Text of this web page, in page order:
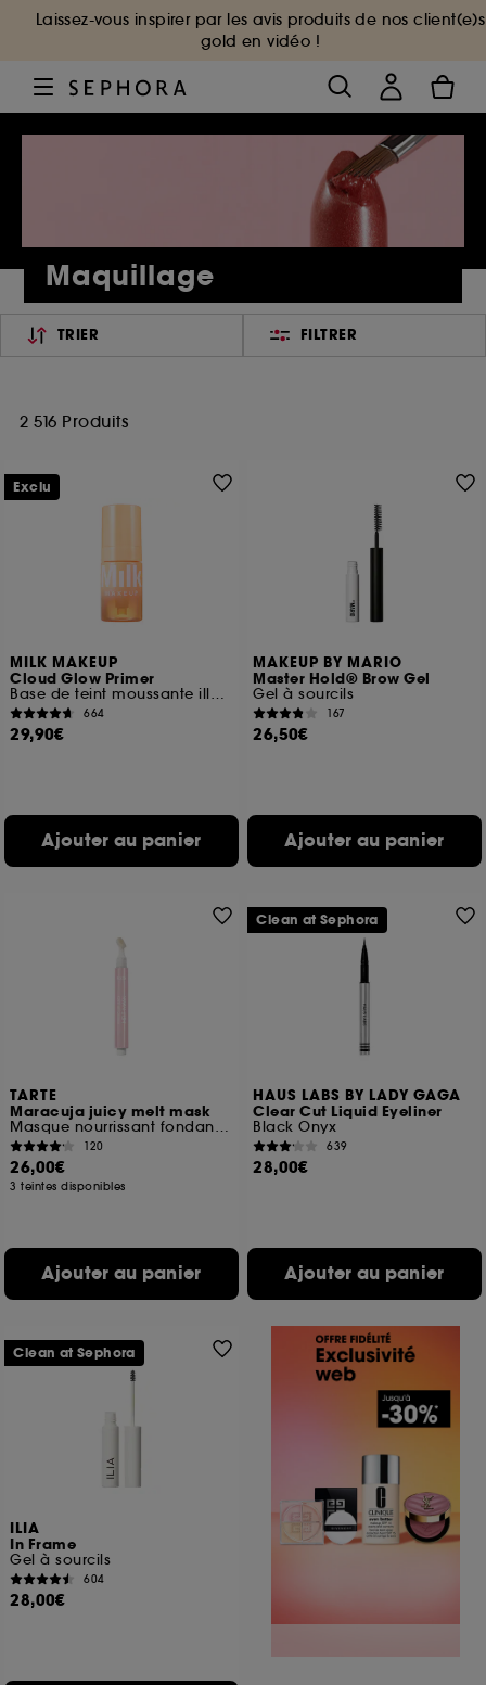
Laissez-vous inspirer par les avis produits de nos client(e)s
gold en vidéo !
Maquillage
TRIER FILTRER
2 516 Produits
MILK MAKEUP
Cloud Glow Primer
Base de teint moussante illuminatrice
664
29,90€
Ajouter au panier
Exclu
MAKEUP BY MARIO
Master Hold® Brow Gel
Gel à sourcils
167
26,50€
Ajouter au panier
TARTE
Maracuja juicy melt mask
Masque nourrissant fondant pour les lèvres
120
26,00€
3 teintes disponibles
Ajouter au panier
HAUS LABS BY LADY GAGA
Clear Cut Liquid Eyeliner
Black Onyx
639
28,00€
Ajouter au panier
Clean at Sephora
ILIA
In Frame
Gel à sourcils
604
28,00€
Clean at Sephora